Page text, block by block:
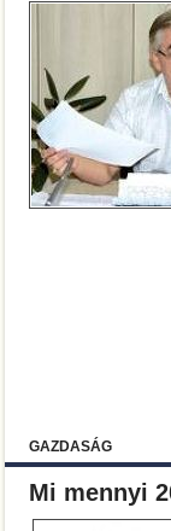
GAZDASÁG
Mi mennyi